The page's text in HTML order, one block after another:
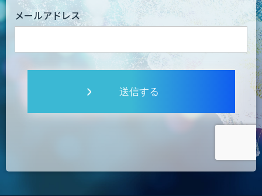
メールアドレス
送信する